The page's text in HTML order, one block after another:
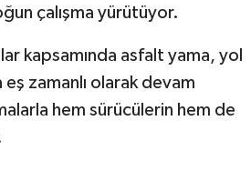
çalışma yürütüyor.
kapsamında asfalt yama, yol
zamanlı olarak devam
hem sürücülerin hem de